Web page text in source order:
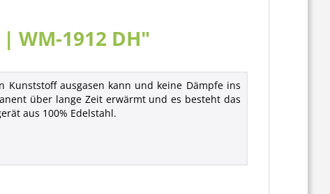
WM-1912 DH"
ausgasen kann und keine Dämpfe ins
über lange Zeit erwärmt und es besteht das
aus 100% Edelstahl.